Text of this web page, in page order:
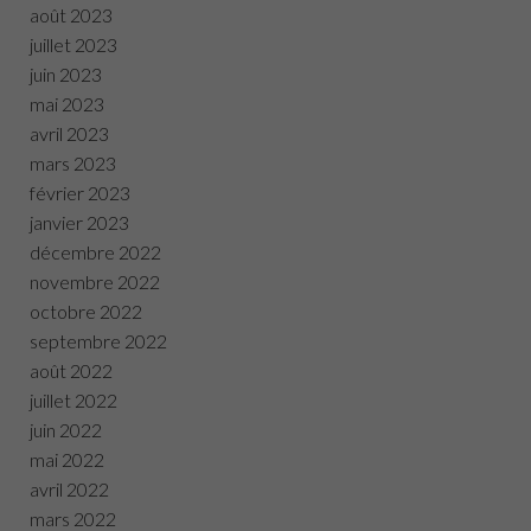
août 2023
juillet 2023
juin 2023
mai 2023
avril 2023
mars 2023
février 2023
janvier 2023
décembre 2022
novembre 2022
octobre 2022
septembre 2022
août 2022
juillet 2022
juin 2022
mai 2022
avril 2022
mars 2022